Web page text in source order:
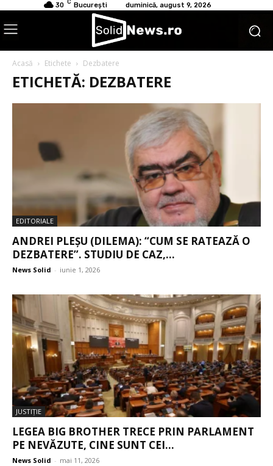
30 C București duminică, august 9, 2026
Acasă Etichete Dezbatere
ETICHETĂ: DEZBATERE
EDITORIALE
ANDREI PLEȘU (DILEMA): “CUM SE RATEAZĂ O
DEZBATERE”. STUDIU DE CAZ,...
News Solid - iunie 1, 2026
JUSTIŢIE
LEGEA BIG BROTHER TRECE PRIN PARLAMENT
PE NEVĂZUTE, CINE SUNT CEI...
News Solid - mai 11, 2026